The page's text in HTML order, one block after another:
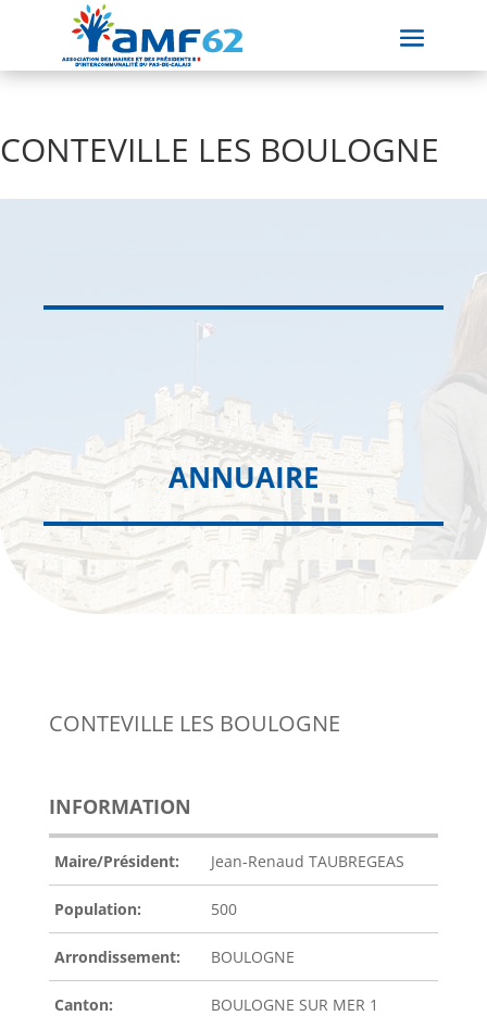
CONTEVILLE LES BOULOGNE
ANNUAIRE
CONTEVILLE LES BOULOGNE
INFORMATION
Maire/Président: Jean-Renaud TAUBREGEAS
Population: 500
Arrondissement: BOULOGNE
Canton: BOULOGNE SUR MER 1